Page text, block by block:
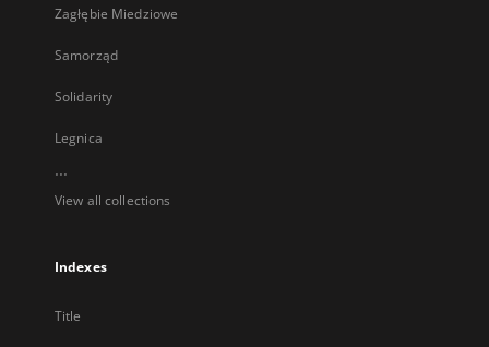
Zagłębie Miedziowe
Samorząd
Solidarity
Legnica
...
View all collections
Indexes
Title